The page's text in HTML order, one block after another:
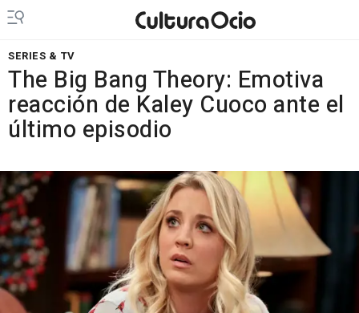
SERIES & TV
The Big Bang Theory: Emotiva
reacción de Kaley Cuoco ante el
último episodio